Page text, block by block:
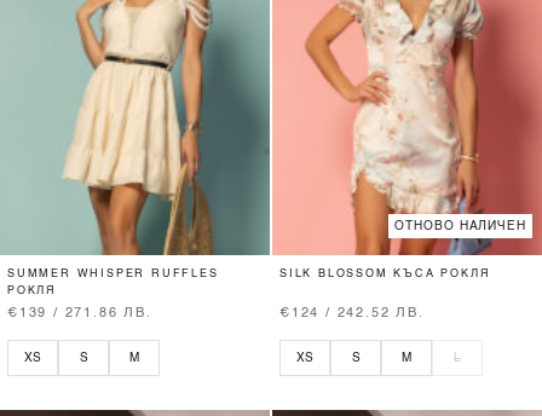
SUMMER WHISPER RUFFLES
РОКЛЯ
€139 / 271.86 ЛВ.
XS S M
ОТНОВО НАЛИЧЕН
SILK BLOSSOM КЪСА РОКЛЯ
€124 / 242.52 ЛВ.
XS S M L